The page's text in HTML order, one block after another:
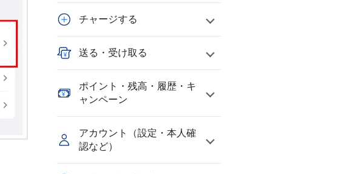
チャージする
送る・受け取る
ポイント・残高・履歴・キ
ャンペーン
アカウント（設定・本人確
認など）